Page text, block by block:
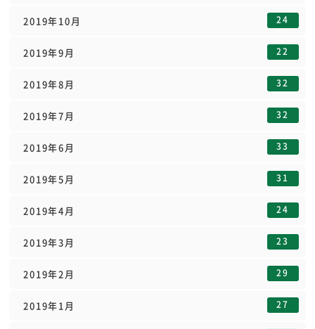
2019年10月 24
2019年9月 22
2019年8月 32
2019年7月 32
2019年6月 33
2019年5月 31
2019年4月 24
2019年3月 23
2019年2月 29
2019年1月 27